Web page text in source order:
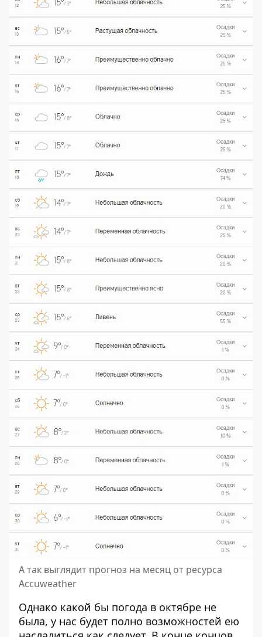
А так выглядит прогноз на месяц от ресурса
Accuweather
Однако какой бы погода в октябре не
была, у нас будет полно возможностей ею